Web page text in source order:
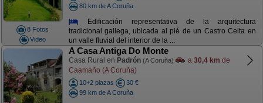
8 Fotos
Video
80 km de A Coruña
Edificación representativa de la arquitectura
tradicional gallega, ubicada al pié de un Castro Celta en
un valle fluvial del interior de la ...
A Casa Antiga Do Monte
Casa Rural en Padrón (A Coruña) a 30,4 km de
Caamaño (A Coruña)
10+2 plazas
30 €
99 km de A Coruña